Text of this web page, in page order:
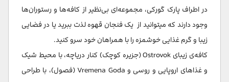
در اطراف پارک گورکی، مجموعه‌ای بی‌نظیر از کافه‌ها و رستوران‌ها
وجود دارند که میتوانید از یک فنجان قهوه لذت ببرید یا در فضایی
زیبا و گرم غذایی خوشمزه را با همراهان خود سرو کنید.
کافه‌ی زیبای Ostrovok (جزیره کوچک) کنار دریاچه، با محیط شیک
و غذاهای اروپایی و روسی و Vremena Goda (فصول)، با طراحی